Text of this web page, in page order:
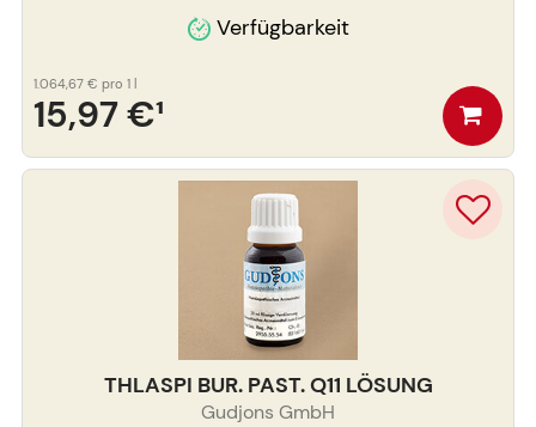
Verfügbarkeit
15,97 €¹
1.064,67 € pro 1 l
THLASPI BUR. PAST. Q11 LÖSUNG
Gudjons GmbH